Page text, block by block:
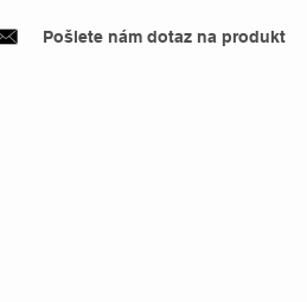
Pošlete nám dotaz na produkt